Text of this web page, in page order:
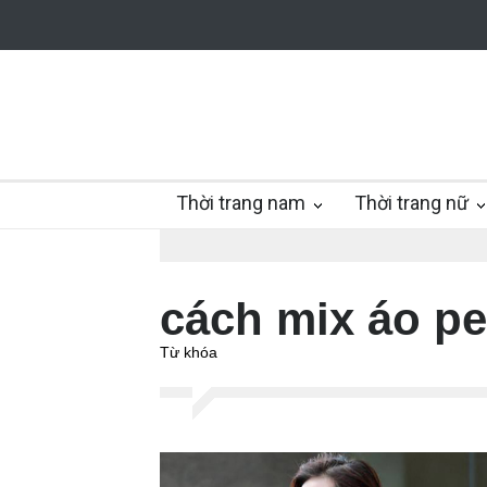
Thời trang nam Thời trang nữ
cách mix áo
Từ khóa